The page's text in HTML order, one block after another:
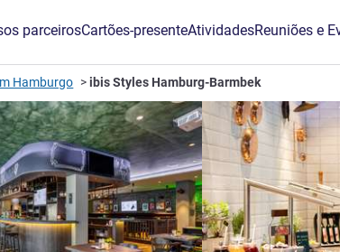
parceirosCartões-presenteAtividadesReuniões e
Hamburgo ibis Styles Hamburg-Barmbek